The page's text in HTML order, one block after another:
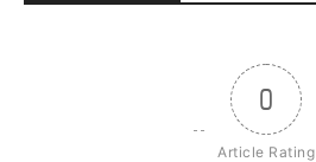
0
Article Rating